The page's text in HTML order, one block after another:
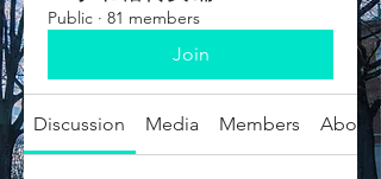
Public · 81 members
Join
Discussion Media Members About